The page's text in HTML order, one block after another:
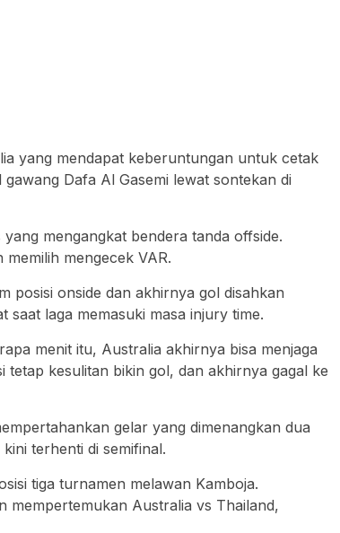
yang mendapat keberuntungan untuk cetak
Dafa Al Gasemi lewat sontekan di
mengangkat bendera tanda offside.
mengecek VAR.
posisi onside dan akhirnya gol disahkan
laga memasuki masa injury time.
menit itu, Australia akhirnya bisa menjaga
tetap kesulitan bikin gol, dan akhirnya gagal ke
gelar yang dimenangkan dua
terhenti di semifinal.
tiga turnamen melawan Kamboja.
mempertemukan Australia vs Thailand,